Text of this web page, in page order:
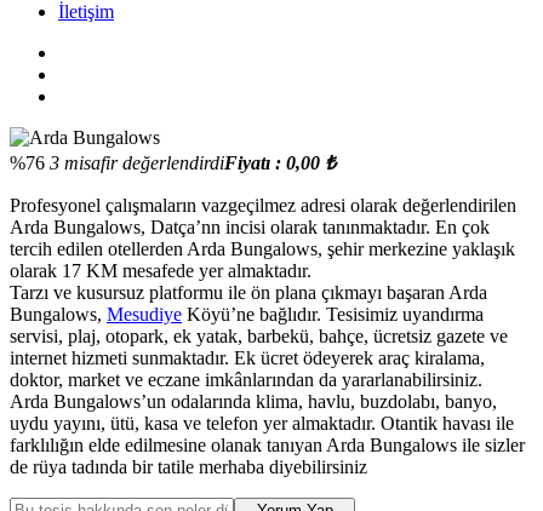
İletişim
%76 3 misafir değerlendirdiFiyatı : 0,00 ₺
Profesyonel çalışmaların vazgeçilmez adresi olarak değerlendirilen
Arda Bungalows, Datça’nn incisi olarak tanınmaktadır. En çok
tercih edilen otellerden Arda Bungalows, şehir merkezine yaklaşık
olarak 17 KM mesafede yer almaktadır.
Tarzı ve kusursuz platformu ile ön plana çıkmayı başaran Arda
Bungalows, Mesudiye Köyü’ne bağlıdır. Tesisimiz uyandırma
servisi, plaj, otopark, ek yatak, barbekü, bahçe, ücretsiz gazete ve
internet hizmeti sunmaktadır. Ek ücret ödeyerek araç kiralama,
doktor, market ve eczane imkânlarından da yararlanabilirsiniz.
Arda Bungalows’un odalarında klima, havlu, buzdolabı, banyo,
uydu yayını, ütü, kasa ve telefon yer almaktadır. Otantik havası ile
farklılığın elde edilmesine olanak tanıyan Arda Bungalows ile sizler
de rüya tadında bir tatile merhaba diyebilirsiniz